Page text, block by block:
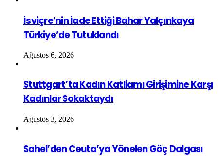
İsviçre’nin İade Ettiği Bahar Yalçınkaya
Türkiye’de Tutuklandı
Ağustos 6, 2026
Stuttgart’ta Kadın Katliamı Girişimine Karşı
Kadınlar Sokaktaydı
Ağustos 3, 2026
Sahel’den Ceuta’ya Yönelen Göç Dalgası